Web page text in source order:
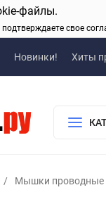
файлы.
свое
Новинки! Хиты
/ Мышки проводные